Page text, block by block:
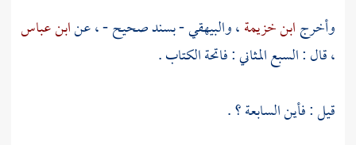
وأخرجابن خزيمة،والبيهقي- بسند صحيح - ، عنابن عباس
، قال : السبع المثاني : فاتحة الكتاب .
قيل : فأين السابعة ؟ .